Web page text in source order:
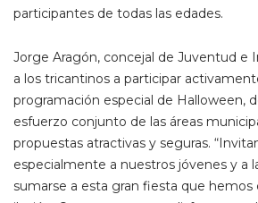
participantes de todas las edades.
Jorge Aragón, concejal de Juventud e
a los tricantinos a participar
programación especial de Halloween,
esfuerzo conjunto de las áreas
propuestas atractivas y seguras.
especialmente a nuestros jóvenes y a
sumarse a esta gran fiesta que hemos